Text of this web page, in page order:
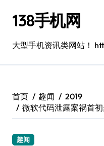
138手机网
大型手机资讯类网站！
首页 趣闻
2019
微软代码泄露案祸首
趣闻